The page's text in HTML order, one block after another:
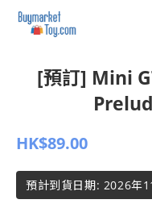
[預訂] Mini
HK$89.00
預計到貨日期: 2026年